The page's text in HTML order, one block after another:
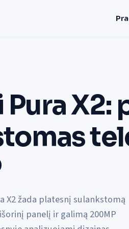
Pura X2:
X2 žada platesnį sulankstomą
panelį ir galimą 200MP